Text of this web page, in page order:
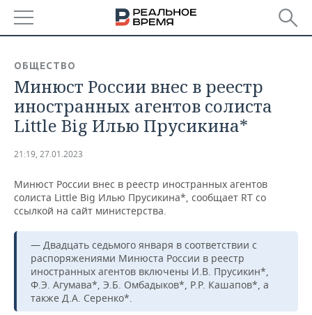
БАШКОРТОСТАН
ТАТАРСТАН
НОВОСТИ
АНАЛИТИКА
ДЕКЛАРАЦИИ О ДОХОДАХ
КОРОЛИ ГОСЗАКАЗА ПФО
ВУЗЫ ТАТАРСТАНА
КОМУ ПРИНАДЛЕЖАТ
ТОРГОВЫЕ ЦЕНТРЫ
ТАТАРСТАНА
НОВОСТИ ЭКОНОМИКИ
ФИНАНСЫ
БАНКИ
БЮДЖЕТ
ИНВЕСТИЦИИ
ПРОМЫШЛЕННОСТЬ
НОВОСТИ
АГРОПРОМ
МАШИНОСТРОЕНИЕ
НЕДВИЖИМОСТЬ
НОВОСТИ НЕДВИЖИМОСТИ
АВТО
НОВОСТИ АВТО
БИЗНЕС
НОВОСТИ БИЗНЕСА
ТЕХНОЛОГИИ
ОБЩЕСТВО
Минюст России внес в реестр
иностранных агентов солиста
Little Big Илью Прусикина*
21:19, 27.01.2023
Минюст России внес в реестр иностранных агентов
солиста Little Big Илью Прусикина*, сообщает RT со
ссылкой на сайт министерства.
— Двадцать седьмого января в соответствии с
распоряжениями Минюста России в реестр
иностранных агентов включены И.В. Прусикин*,
Ф.Э. Агумава*, Э.Б. Омбадыков*, Р.Р. Кашапов*, а
также Д.А. Серенко*.